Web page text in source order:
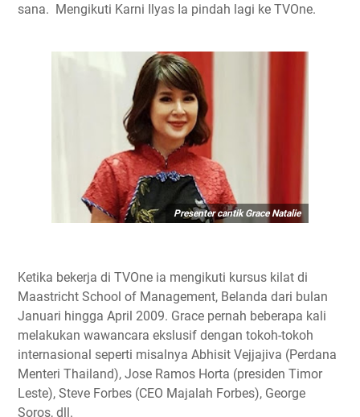
sana. Mengikuti Karni Ilyas Ia pindah lagi ke TVOne.
Presenter cantik Grace Natalie
Ketika bekerja di TVOne ia mengikuti kursus kilat di
Maastricht School of Management, Belanda dari bulan
Januari hingga April 2009. Grace pernah beberapa kali
melakukan wawancara ekslusif dengan tokoh-tokoh
internasional seperti misalnya Abhisit Vejjajiva (Perdana
Menteri Thailand), Jose Ramos Horta (presiden Timor
Leste), Steve Forbes (CEO Majalah Forbes), George
Soros, dll.